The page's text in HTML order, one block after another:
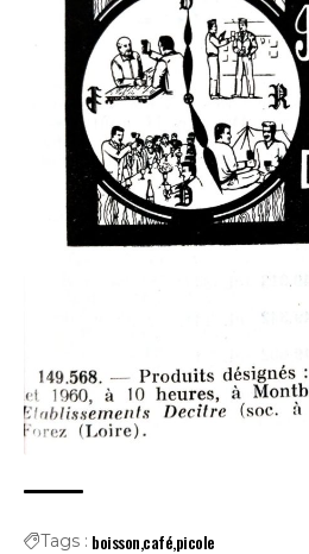
Tags : boissoncafépicole